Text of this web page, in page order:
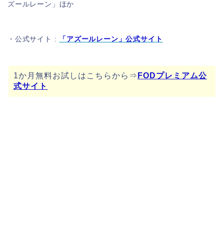
ズールレーン」ほか
・公式サイト : 「アズールレーン」公式サイト
1か月無料お試しはこちらから⇒ FODプレミアム公
式サイト